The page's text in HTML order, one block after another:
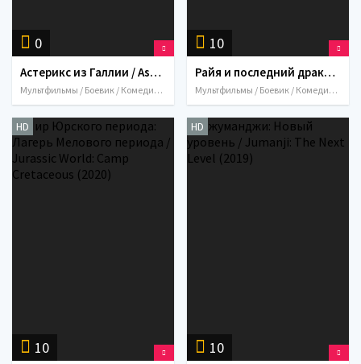
0
Астерикс из Галлии / Astérix le Gaulois (1967)
Мультфильмы / Боевик / Комедия / Приключения / Семейный / Фэнтези / 1967 / Франция
10
Райя и последний дракон / Raya and the Last Dragon (2021)
Мультфильмы / Боевик / Комедия / Приключения / Семейный / Фэнтези / США / 2021
10
HD
10
HD